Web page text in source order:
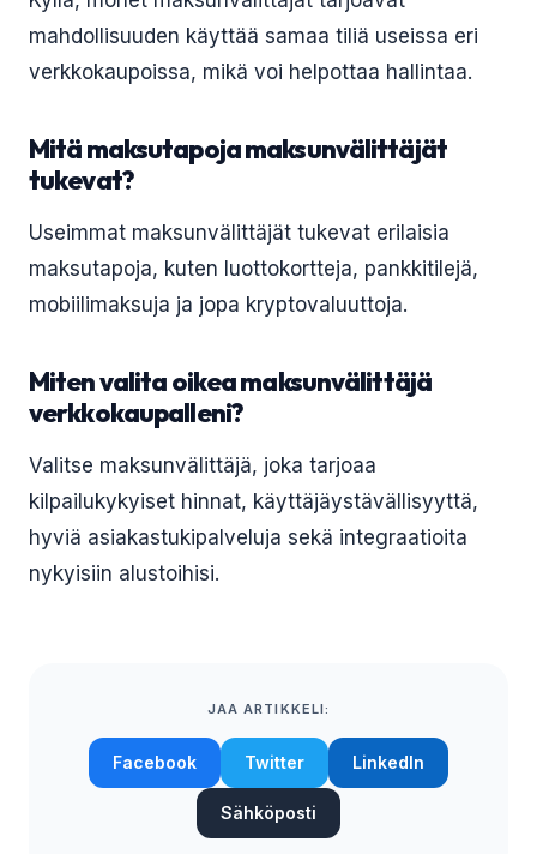
mahdollisuuden käyttää samaa tiliä useissa eri
verkkokaupoissa, mikä voi helpottaa hallintaa.
Mitä maksutapoja maksunvälittäjät
tukevat?
Useimmat maksunvälittäjät tukevat erilaisia
maksutapoja, kuten luottokortteja, pankkitilejä,
mobiilimaksuja ja jopa kryptovaluuttoja.
Miten valita oikea maksunvälittäjä
verkkokaupalleni?
Valitse maksunvälittäjä, joka tarjoaa
kilpailukykyiset hinnat, käyttäjäystävällisyyttä,
hyviä asiakastukipalveluja sekä integraatioita
nykyisiin alustoihisi.
JAA ARTIKKELI:
Facebook Twitter LinkedIn
Sähköposti